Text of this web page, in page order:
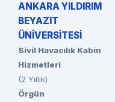
ANKARA YILDIRIM
BEYAZIT
ÜNİVERSİTESİ
Sivil Havacılık Kabin
Hizmetleri
(2 Yıllık)
Örgün